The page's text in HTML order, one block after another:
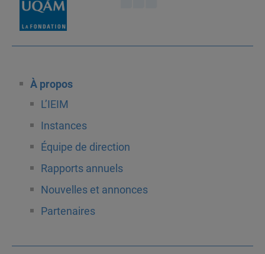
À propos
L’IEIM
Instances
Équipe de direction
Rapports annuels
Nouvelles et annonces
Partenaires